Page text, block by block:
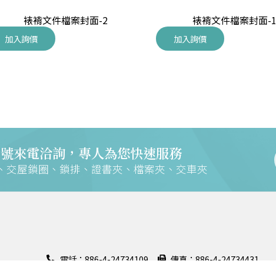
裱褙文件檔案封面-2
加入詢價
裱褙文件檔案封面-1
加入詢價
來電洽詢，專人為您快速服務
交屋鎖圈、鎖排、證書夾、檔案夾、交車夾
電話：886-4-24734109 傳真：886-4-24734431